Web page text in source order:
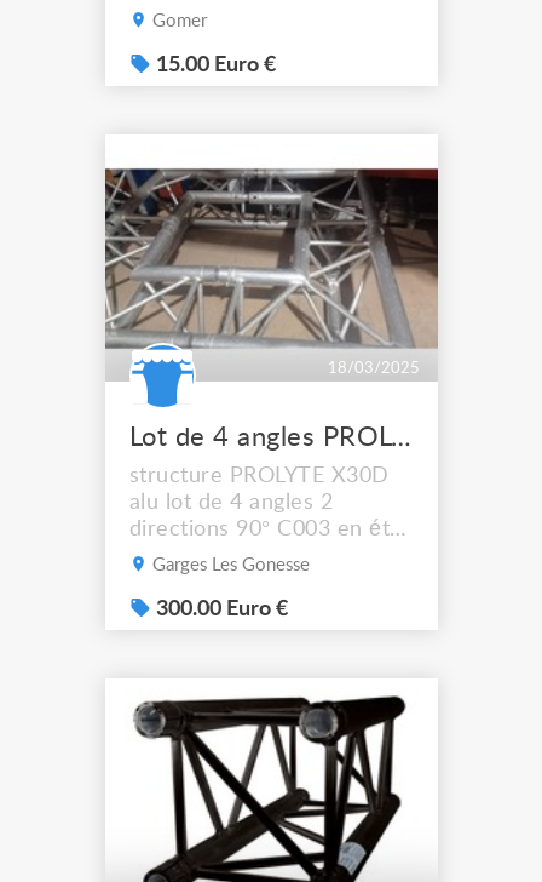
pas d'envoi possible 15€
Gomer
15.00 Euro €
18/03/2025
Lot de 4 angles PROLYTE X30D C003
structure PROLYTE X30D
alu lot de 4 angles 2
directions 90° C003 en état
moyen chaque angle est
goupilles + 3 sécus envoi
possible en 2 colis prix:
Garges Les Gonesse
300.00 Euro €